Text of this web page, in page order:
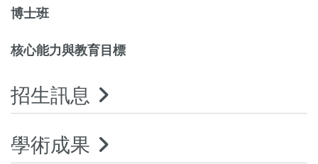
博士班
核心能力與教育目標
招生訊息
學術成果